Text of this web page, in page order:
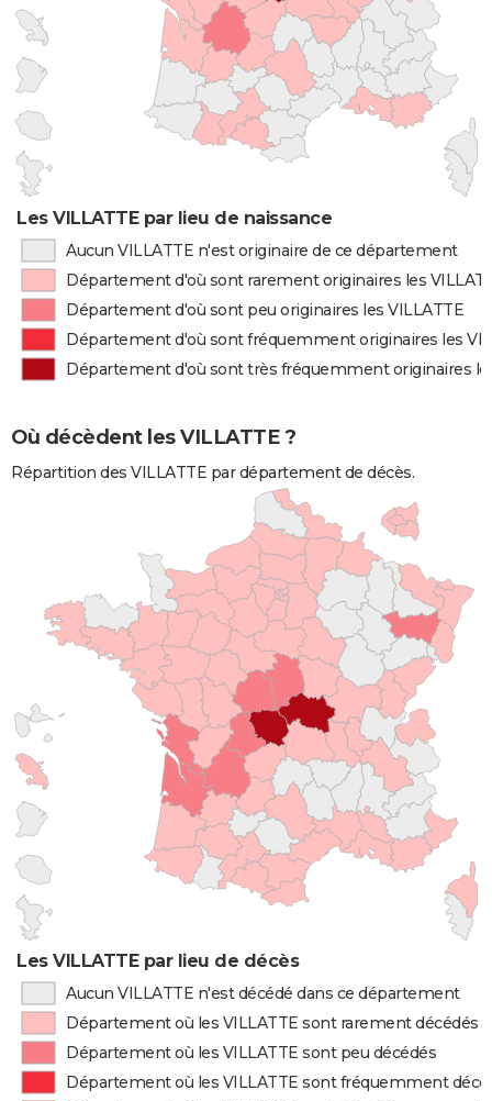
Les VILLATTE par lieu de naissance
Aucun VILLATTE n'est originaire de ce département
Département d'où sont rarement originaires les
Département d'où sont peu originaires les VILLATTE
Département d'où sont fréquemment originaires les
Département d'où sont très fréquemment originaires
Où décèdent les VILLATTE ?
Répartition des VILLATTE par département de décès.
Les VILLATTE par lieu de décès
Aucun VILLATTE n'est décédé dans ce département
Département où les VILLATTE sont rarement décédés
Département où les VILLATTE sont peu décédés
Département où les VILLATTE sont fréquemment